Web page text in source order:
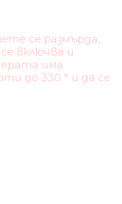
се размърда,
включва и
има
до 330 ° и да се